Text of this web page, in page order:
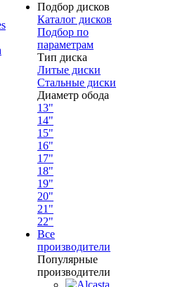
Подбор дисков
Каталог дисков
Подбор по
параметрам
Тип диска
Литые диски
Стальные диски
Диаметр обода
13"
14"
15"
16"
17"
18"
19"
20"
21"
22"
Все
производители
Популярные
производители